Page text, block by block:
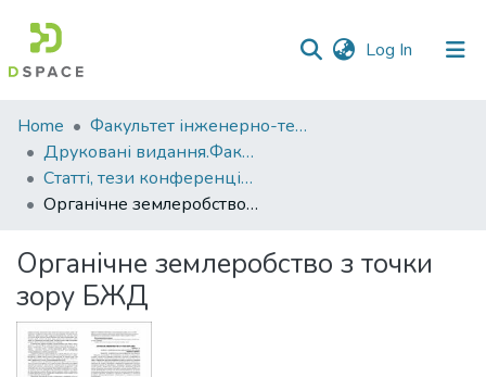
Log In (current)
Communities
&
Collections
All of DSpace
Statistics
Home
Факультет інженерно-технологічний
Друковані видання.Факультет інженерно-технологічний
Статті, тези конференцій. Факультет інженерно-технологічний
Органічне землеробство з точки зору БЖД
Органічне землеробство з точки
зору БЖД